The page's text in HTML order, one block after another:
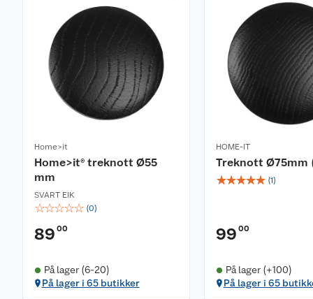
Home>it
Home>it® treknott Ø55
mm
SVART EIK
☆☆☆☆☆ (0)
89 00
På lager (6-20)
På lager i 65 butikker
HOME-IT
Treknott Ø75mm
☆☆☆☆☆ (1)
99 00
På lager (+100)
På lager i 65